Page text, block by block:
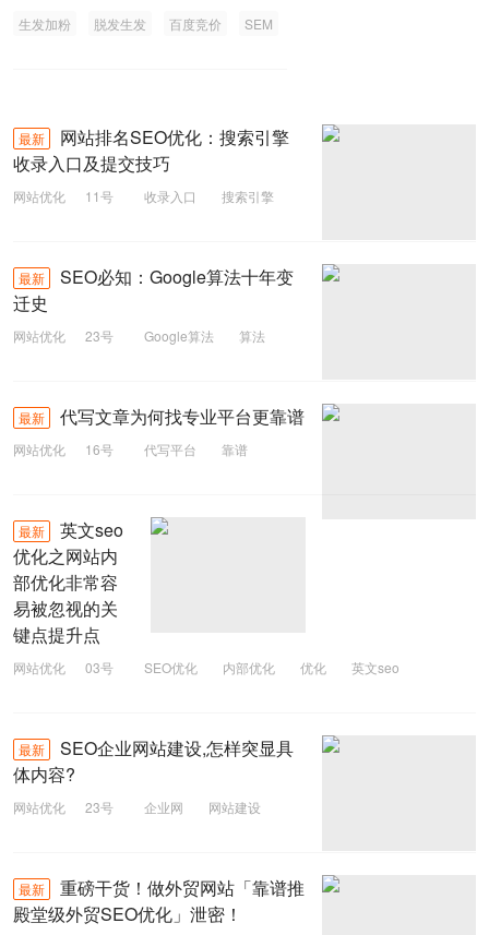
生发加粉 脱发生发 百度竞价 SEM
最新
网站排名SEO优化：搜索引擎
收录入口及提交技巧
网站优化 11号 收录入口
搜索引擎
最新
SEO必知：Google算法十年变
迁史
网站优化 23号 Google算法
算法
最新 代写文章为何找专业平台更靠谱
网站优化 16号 代写平台
靠谱
最新
英文seo
优化之网站内
部优化非常容
易被忽视的关
键点提升点
网站优化 03号 SEO优化 内部优化 优化 英文seo
最新
SEO企业网站建设,怎样突显具
体内容?
网站优化 23号 企业网
网站建设
最新
重磅干货！做外贸网站「靠谱推
殿堂级外贸SEO优化」泄密！